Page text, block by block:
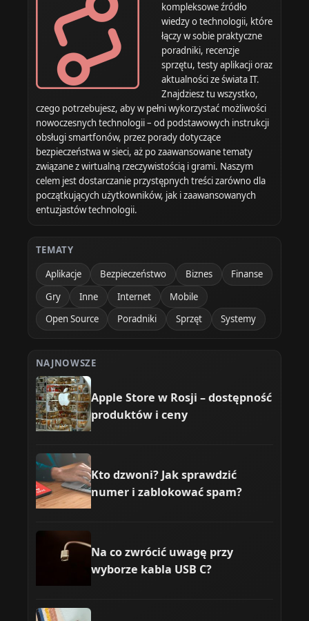
kompleksowe źródło
wiedzy o technologii, które
łączy w sobie praktyczne
poradniki, recenzje
sprzętu, testy aplikacji oraz
aktualności ze świata IT.
Znajdziesz tu wszystko,
czego potrzebujesz, aby w pełni wykorzystać możliwości
nowoczesnych technologii – od podstawowych instrukcji
obsługi smartfonów, przez porady dotyczące
bezpieczeństwa w sieci, aż po zaawansowane tematy
związane z wirtualną rzeczywistością i grami. Naszym
celem jest dostarczanie przystępnych treści zarówno dla
początkujących użytkowników, jak i zaawansowanych
entuzjastów technologii.
TEMATY
Aplikacje
Bezpieczeństwo Biznes
Finanse
Gry
Inne Internet
Mobile
Open Source
Poradniki Sprzęt Systemy
NAJNOWSZE
Apple Store w Rosji – dostępność
produktów i ceny
Kto dzwoni? Jak sprawdzić
numer i zablokować spam?
Na co zwrócić uwagę przy
wyborze kabla USB C?